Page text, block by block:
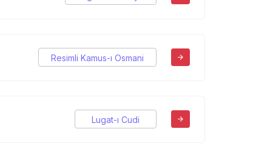
Resimli Kamus-ı Osmani
Lugat-ı Cudi